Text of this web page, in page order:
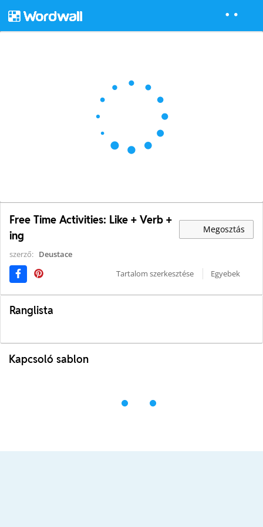
Free Time Activities: Like + Verb +
ing
Megosztás
szerző: Deustace
Tartalom szerkesztése
Egyebek
Ranglista
Kapcsoló sablon